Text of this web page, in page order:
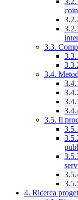
3.3.
3.4.
3.5. Il
4. Ricerca